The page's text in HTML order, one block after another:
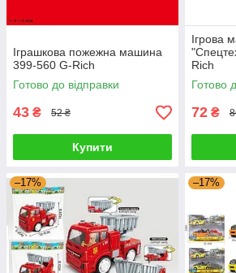
Іграшкова пожежна машина
399-560 G-Rich
Готово до відправки
43 ₴ 52 ₴
Купити
Ігрова
Rich
Готово
72 ₴
–17% –17%